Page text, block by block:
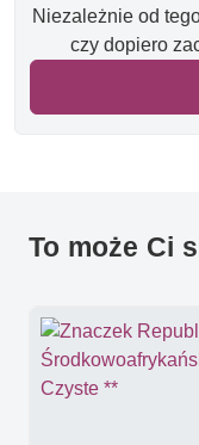
Niezależnie od
czy dopiero
To może Ci